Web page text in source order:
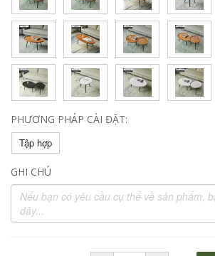
PHƯƠNG PHÁP CÀI ĐẶT:
Tập hợp
GHI CHÚ